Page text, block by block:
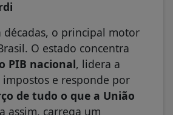
décadas, o principal motor
O estado concentra
PIB nacional, lidera a
impostos e responde por
de tudo o que a União
assim, carrega um